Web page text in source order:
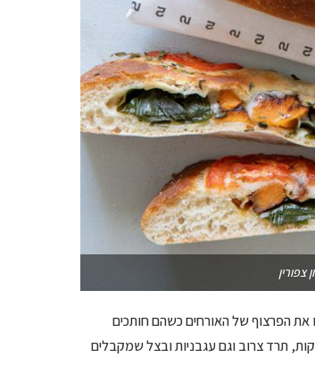
צפורין
את הפרצוף של האורחים כשהם חותכים
תרד צרוב וגם עגבניות ובצל שמקבלים